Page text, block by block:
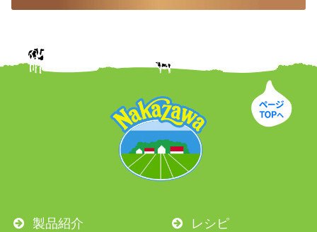
製品紹介 レシピ